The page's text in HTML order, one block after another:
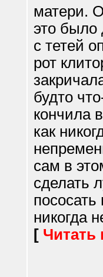
матери.
это было
с тетей
рот
будто
кончила
как
сам в
сделать
никогда
[ Читать